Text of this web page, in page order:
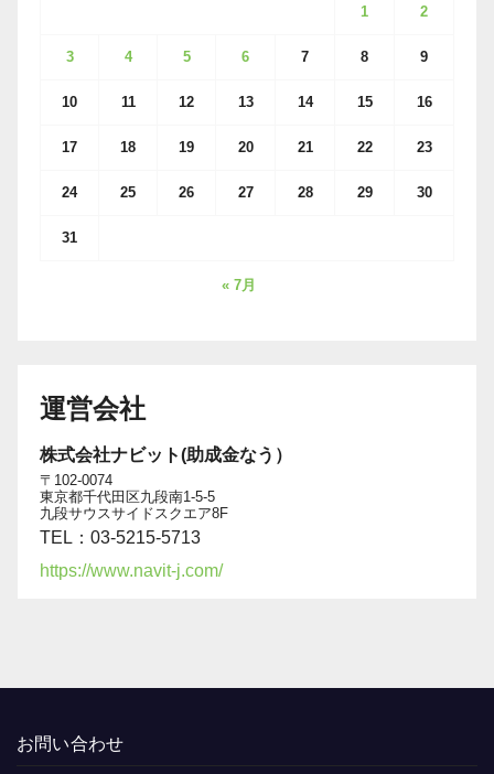
1 2
3 4 5 6 7 8 9
10 11 12 13 14 15 16
17 18 19 20 21 22 23
24 25 26 27 28 29 30
31
« 7月
運営会社
株式会社ナビット(助成金なう）
〒102-0074
東京都千代田区九段南1-5-5
九段サウスサイドスクエア8F
TEL：03-5215-5713
https://www.navit-j.com/
お問い合わせ